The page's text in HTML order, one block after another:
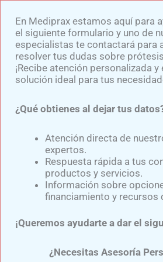
contenido
Prótesis Para
Samuel Medina/
Origen de las prótesis deportivas
Lasprótesis para corrertienen
entonces estudiante en Arizona,
En Mediprax estamos aquí para
el siguiente formulario y uno de
especialistas te contactará para
resolver tus dudas sobre
¡Recibe atención personalizada y
solución ideal para tus
¿Qué obtienes al dejar tus
Atención directa de
expertos.
Respuesta rápida a tus
productos y servicios.
Información sobre
financiamiento y recursos
¡Queremos ayudarte a dar el
¿Necesitas Asesoría